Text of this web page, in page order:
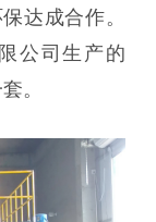
达成合作。
公司生产的
。